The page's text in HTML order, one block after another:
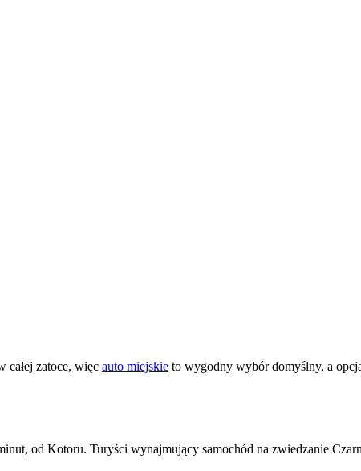
całej zatoce, więc auto miejskie to wygodny wybór domyślny, a
od Kotoru. Turyści wynajmujący samochód na zwiedzanie